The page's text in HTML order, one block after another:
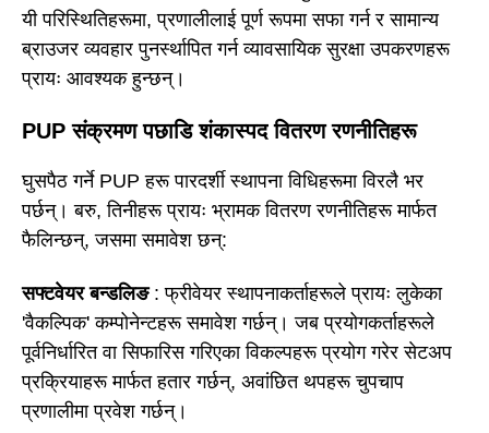
यी परिस्थितिहरूमा, प्रणालीलाई पूर्ण रूपमा सफा गर्न र सामान्य
ब्राउजर व्यवहार पुनर्स्थापित गर्न व्यावसायिक सुरक्षा उपकरणहरू
प्रायः आवश्यक हुन्छन्।
PUP संक्रमण पछाडि शंकास्पद वितरण रणनीतिहरू
घुसपैठ गर्ने PUP हरू पारदर्शी स्थापना विधिहरूमा विरलै भर
पर्छन्। बरु, तिनीहरू प्रायः भ्रामक वितरण रणनीतिहरू मार्फत
फैलिन्छन्, जसमा समावेश छन्:
सफ्टवेयर बन्डलिङ: फ्रीवेयर स्थापनाकर्ताहरूले प्रायः लुकेका
'वैकल्पिक' कम्पोनेन्टहरू समावेश गर्छन्। जब प्रयोगकर्ताहरूले
पूर्वनिर्धारित वा सिफारिस गरिएका विकल्पहरू प्रयोग गरेर सेटअप
प्रक्रियाहरू मार्फत हतार गर्छन्, अवांछित थपहरू चुपचाप
प्रणालीमा प्रवेश गर्छन्।